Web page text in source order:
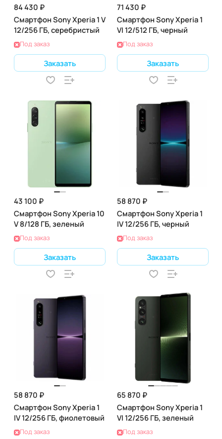
84 430 ₽
Смартфон Sony Xperia 1 V
12/256 ГБ, серебристый
Под заказ
Заказать
71 430 ₽
Смартфон Sony Xperia 1
VI 12/512 ГБ, черный
Под заказ
Заказать
43 100 ₽
Смартфон Sony Xperia 10
V 8/128 ГБ, зеленый
Под заказ
Заказать
58 870 ₽
Смартфон Sony Xperia 1
IV 12/256 ГБ, черный
Под заказ
Заказать
58 870 ₽
Смартфон Sony Xperia 1
IV 12/256 ГБ, фиолетовый
Под заказ
65 870 ₽
Смартфон Sony Xperia 1
VI 12/256 ГБ, зеленый
Под заказ